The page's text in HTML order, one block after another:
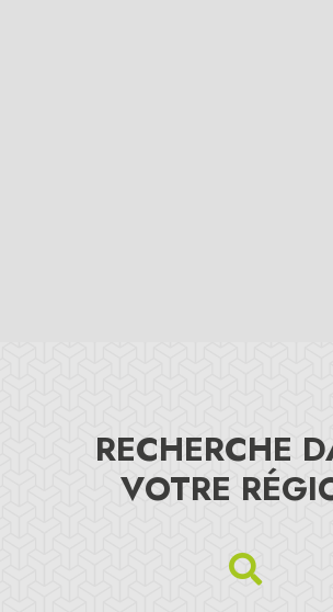
RECHERCHE
VOTRE
